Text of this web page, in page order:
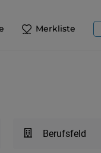
Merkliste
Berufsfeld